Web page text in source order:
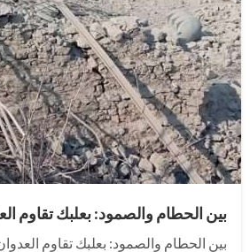
بين الحطام والصمود: بعلبك تقاوم
بين الحطام والصمود: بعلبك تقاوم